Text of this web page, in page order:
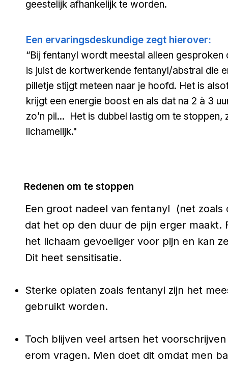
geestelijk afhankelijk te worden.
Een ervaringsdeskundige zegt hierover:
“Bij fentanyl wordt meestal alleen
is juist de kortwerkende fentanyl/abstral die
pilletje stijgt meteen naar je hoofd. Het is
krijgt een energie boost en als dat na 2 à 3
zo’n pil... Het is dubbel lastig om te stoppen,
lichamelijk."
Redenen om te stoppen
Een groot nadeel van fentanyl (net zoals
dat het op den duur de pijn erger maakt.
het lichaam gevoeliger voor pijn en kan
Dit heet sensitisatie.
Sterke opiaten zoals fentanyl zijn het
gebruikt worden.
Toch blijven veel artsen het
erom vragen. Men doet dit omdat men